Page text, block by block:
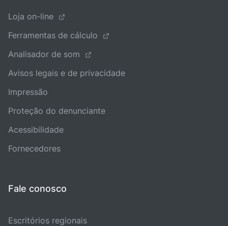
Loja on-line
Ferramentas de cálculo
Analisador de som
Avisos legais e de privacidade
Impressão
Proteção do denunciante
Acessibilidade
Fornecedores
Fale conosco
Escritórios regionais